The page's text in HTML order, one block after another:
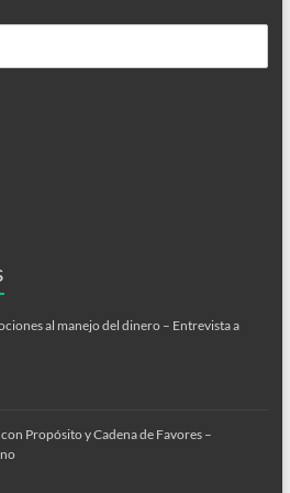
al manejo del dinero – Entrevista a
Propósito y Cadena de Favores –